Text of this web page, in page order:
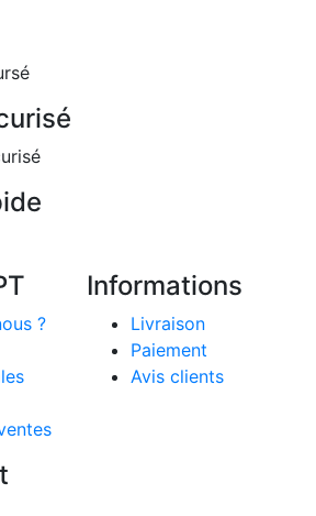
?
Informations
Livraison
Paiement
Avis clients